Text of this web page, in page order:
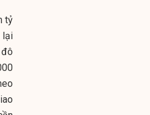
tỷ
lại